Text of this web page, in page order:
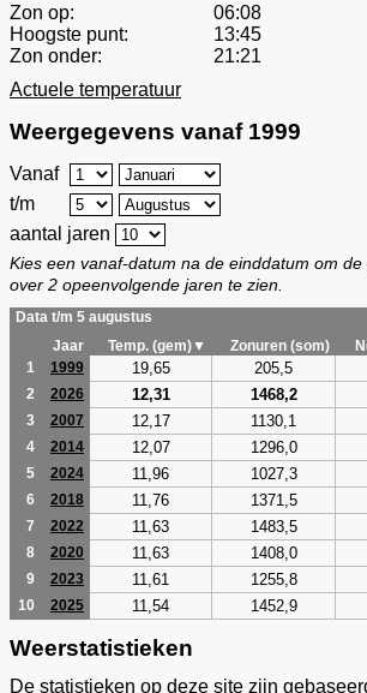
Zon op:
06:08
Hoogste punt:
13:45
Zon onder:
21:21
Actuele temperatuur
Weergegevens vanaf 1999
Vanaf
t/m
aantal jaren
Kies een vanaf-datum na de einddatum om de
over 2 opeenvolgende jaren te zien.
Data t/m 5 augustus
Jaar
Temp. (gem)▼ Zonuren (som)
1
1999 19,65 205,5
2 2026 12,31 1468,2
3 2007 12,17 1130,1
4 2014 12,07 1296,0
5 2024 11,96 1027,3
6 2018 11,76 1371,5
7 2022 11,63 1483,5
8 2020 11,63 1408,0
9 2023 11,61 1255,8
10 2025 11,54 1452,9
Weerstatistieken
De statistieken op deze site zijn